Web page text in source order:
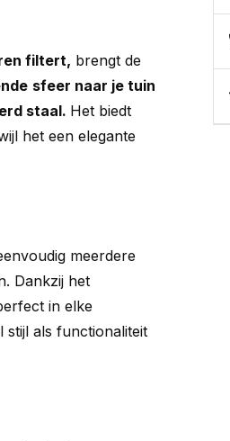
filtert, brengt de
sfeer naar je tuin
staal. Het biedt
het een elegante
meerdere
Dankzij het
in elke
stijl als functionaliteit